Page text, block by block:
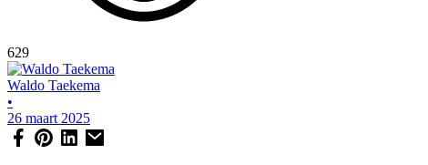
629
Waldo Taekema
•
26 maart 2025